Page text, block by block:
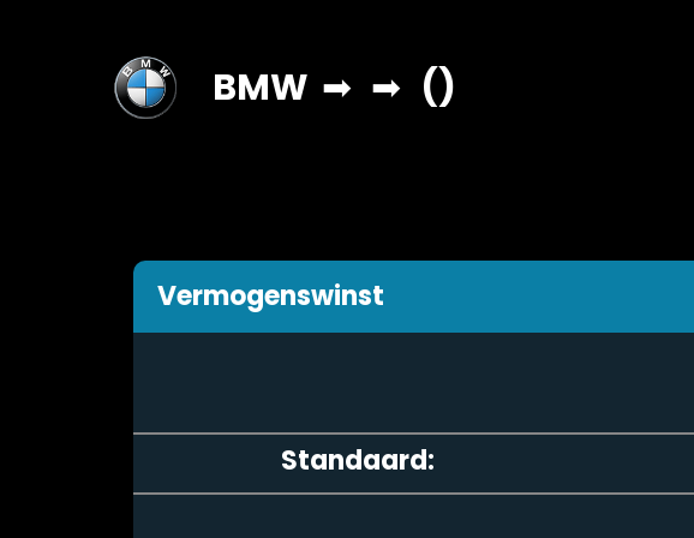
BMW ➡ ➡ ()
Vermogenswinst
Standaard: